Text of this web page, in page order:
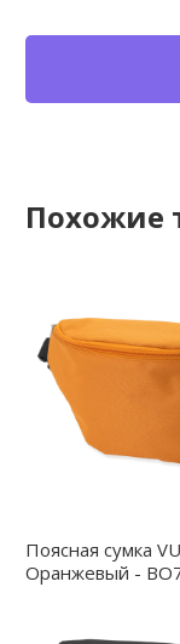
Похожие
Поясная сумка
Оранжевый -